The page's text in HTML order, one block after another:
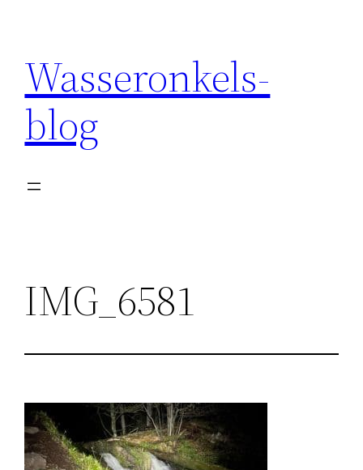
Wasseronkels-
blog
IMG_6581